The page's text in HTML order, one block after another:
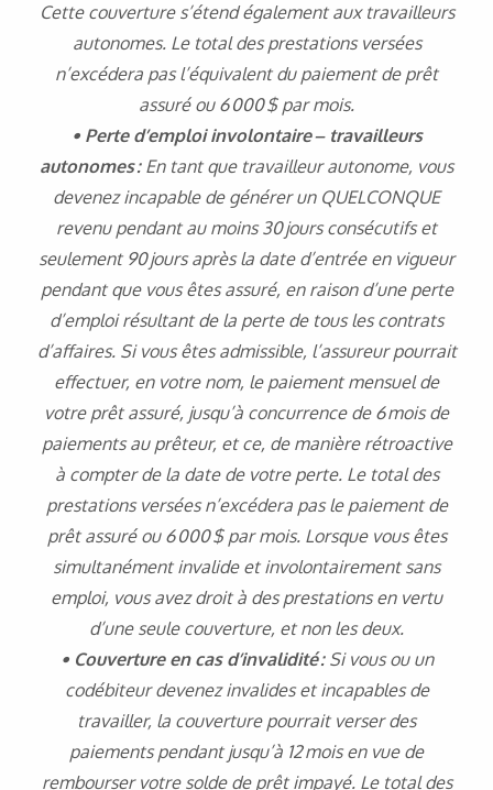
Cette couverture s’étend également aux travailleurs
autonomes. Le total des prestations versées
n’excédera pas l’équivalent du paiement de prêt
assuré ou 6 000 $ par mois.
• Perte d’emploi involontaire – travailleurs
autonomes :En tant que travailleur autonome, vous
devenez incapable de générer un QUELCONQUE
revenu pendant au moins 30 jours consécutifs et
seulement 90 jours après la date d’entrée en vigueur
pendant que vous êtes assuré, en raison d’une perte
d’emploi résultant de la perte de tous les contrats
d’affaires. Si vous êtes admissible, l’assureur pourrait
effectuer, en votre nom, le paiement mensuel de
votre prêt assuré, jusqu’à concurrence de 6 mois de
paiements au prêteur, et ce, de manière rétroactive
à compter de la date de votre perte. Le total des
prestations versées n’excédera pas le paiement de
prêt assuré ou 6 000 $ par mois. Lorsque vous êtes
simultanément invalide et involontairement sans
emploi, vous avez droit à des prestations en vertu
d’une seule couverture, et non les deux.
• Couverture en cas d’invalidité :Si vous ou un
codébiteur devenez invalides et incapables de
travailler, la couverture pourrait verser des
paiements pendant jusqu’à 12 mois en vue de
rembourser votre solde de prêt impayé. Le total des